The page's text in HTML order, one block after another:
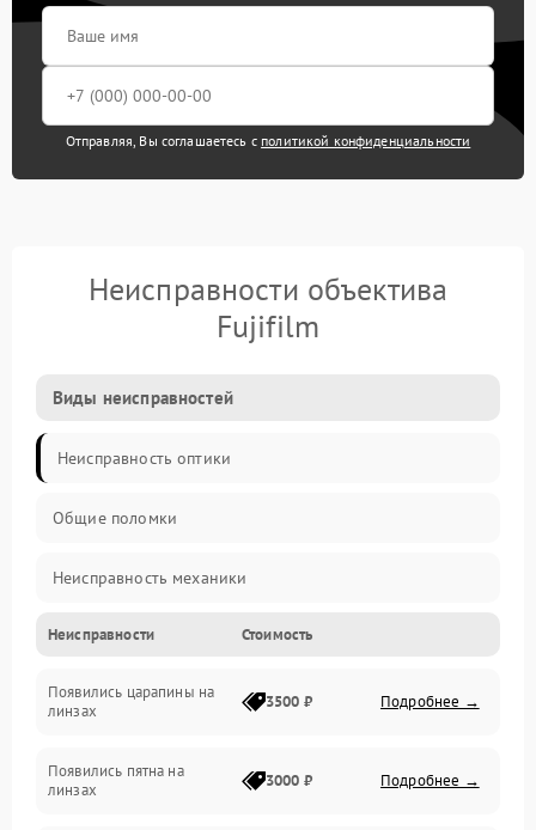
Отправляя, Вы соглашаетесь с политикой конфиденциальности
Неисправности объектива
Fujifilm
Виды неисправностей
Неисправность оптики
Общие поломки
Неисправность механики
Неисправность электроники (если объектив с мотором/
Прочие неисправности
Неисправности Стоимость
Появились царапины на
линзах
3500 ₽ Подробнее →
Появились пятна на
линзах
3000 ₽ Подробнее →